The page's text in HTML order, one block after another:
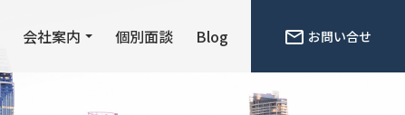
会社案内 個別面談 Blog お問い合せ